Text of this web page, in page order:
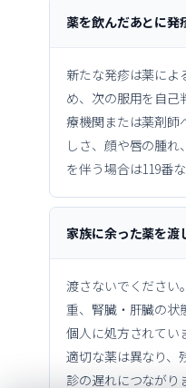
薬を飲んだあとに発
新たな発疹は薬によ
め、次の服用を自己
療機関または薬剤師
しさ、顔や唇の腫
を伴う場合は119番
家族に余った薬を渡
渡さないでください
重、腎臓・肝臓の状
個人に処方されてい
適切な薬は異なり、
診の遅れにつながり